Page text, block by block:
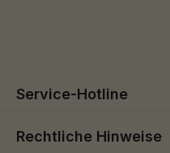
Service-Hotline
Rechtliche Hinweise